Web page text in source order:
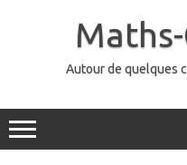
Autour de quelques